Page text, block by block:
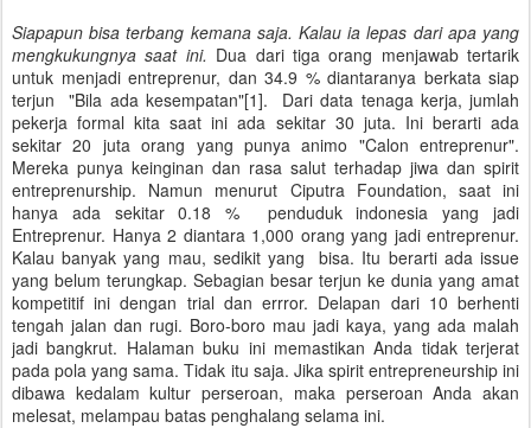
Siapapun bisa terbang kemana saja. Kalau ia lepas dari apa yang
mengkukungnya saat ini. Dua dari tiga orang menjawab tertarik
untuk menjadi entreprenur, dan 34.9 % diantaranya berkata siap
terjun "Bila ada kesempatan"[1]. Dari data tenaga kerja, jumlah
pekerja formal kita saat ini ada sekitar 30 juta. Ini berarti ada
sekitar 20 juta orang yang punya animo "Calon entreprenur".
Mereka punya keinginan dan rasa salut terhadap jiwa dan spirit
entreprenurship. Namun menurut Ciputra Foundation, saat ini
hanya ada sekitar 0.18 % penduduk indonesia yang jadi
Entreprenur. Hanya 2 diantara 1,000 orang yang jadi entreprenur.
Kalau banyak yang mau, sedikit yang bisa. Itu berarti ada issue
yang belum terungkap. Sebagian besar terjun ke dunia yang amat
kompetitif ini dengan trial dan errror. Delapan dari 10 berhenti
tengah jalan dan rugi. Boro-boro mau jadi kaya, yang ada malah
jadi bangkrut. Halaman buku ini memastikan Anda tidak terjerat
pada pola yang sama. Tidak itu saja. Jika spirit entrepreneurship ini
dibawa kedalam kultur perseroan, maka perseroan Anda akan
melesat, melampau batas penghalang selama ini.